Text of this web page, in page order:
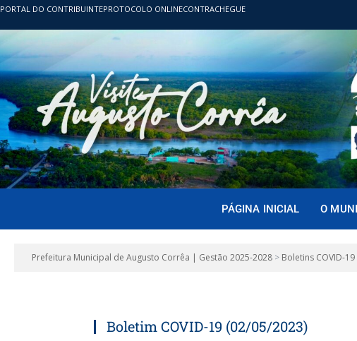
PORTAL DO CONTRIBUINTEPROTOCOLO ONLINECONTRACHEGUE
PÁGINA INICIAL O
Prefeitura Municipal de Augusto Corrêa | Gestão 2025-2028 > Boletins COVID-19
Boletim COVID-19 (02/05/2023)